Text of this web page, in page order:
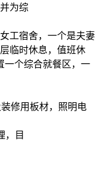
为综
工宿舍，一个是夫妻
临时休息，值班休
一个综合就餐区，一
修用板材，照明电
，目